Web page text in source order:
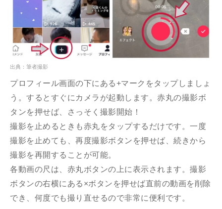
出典：筆者撮影
プロフィール画面の下にある+マークをタップしましょ
う。するとすぐにカメラが起動します。赤丸の撮影ボ
タンを押せば、さっそく撮影開始！
撮影を止めるときも赤丸をタップするだけです。一度
撮影を止めても、再度撮影ボタンを押せば、続きから
撮影を再開することが可能。
各動画の尺は、赤丸ボタンの上に表示されます。撮影
ボタンの右横にある×ボタンを押せば直前の動画を削除
でき、何度でも撮り直せるので非常に便利です。